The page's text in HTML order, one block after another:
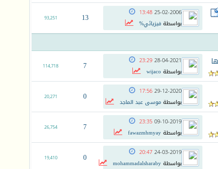
25-02-2006
13:48
بواسطةفيزيائي% 13
93,251
28-04-2021
23:29
بواسطة wijaco
7
114,718
29-12-2020
17:56
بواسطةموسى عبد الماجد 0
20,271
09-10-2019
23:35
بواسطةfawazmhmyay
7
26,754
24-03-2019
20:47
بواسطةmohammadalsharaby
0
19,410